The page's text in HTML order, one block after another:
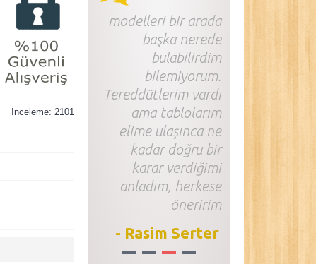
modelleri bir arada
başka nerede
bulabilirdim
bilemiyorum.
Tereddütlerim vardı
ama tablolarım
elime ulaşınca ne
kadar doğru bir
karar verdiğimi
anladım, herkese
öneririm
- Rasim Serter
1 2 3 4
İnceleme: 2101